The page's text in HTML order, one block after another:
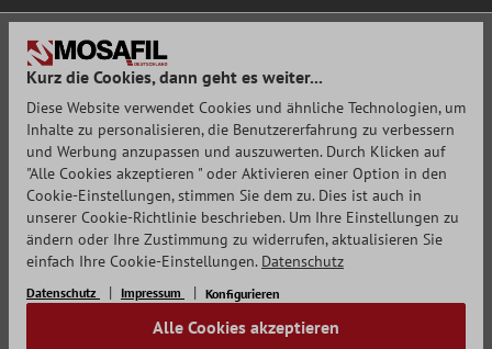
Kurz die Cookies, dann geht es weiter...
Diese Website verwendet Cookies und ähnliche Technologien, um
Inhalte zu personalisieren, die Benutzererfahrung zu verbessern
und Werbung anzupassen und auszuwerten. Durch Klicken auf
"Alle Cookies akzeptieren " oder Aktivieren einer Option in den
Cookie-Einstellungen, stimmen Sie dem zu. Dies ist auch in
unserer Cookie-Richtlinie beschrieben. Um Ihre Einstellungen zu
ändern oder Ihre Zustimmung zu widerrufen, aktualisieren Sie
einfach Ihre Cookie-Einstellungen. Datenschutz
Datenschutz Impressum Konfigurieren
Alle Cookies akzeptieren